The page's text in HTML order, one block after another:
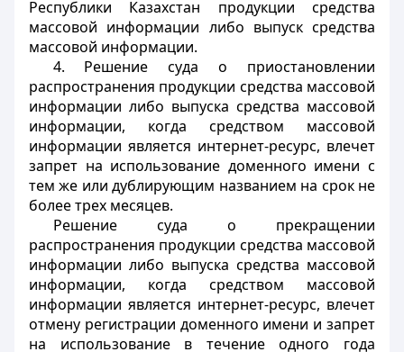
Республики Казахстан продукции средства
массовой информации либо выпуск средства
массовой информации.
4. Решение суда о приостановлении
распространения продукции средства массовой
информации либо выпуска средства массовой
информации, когда средством массовой
информации является интернет-ресурс, влечет
запрет на использование доменного имени с
тем же или дублирующим названием на срок не
более трех месяцев.
Решение суда о прекращении
распространения продукции средства массовой
информации либо выпуска средства массовой
информации, когда средством массовой
информации является интернет-ресурс, влечет
отмену регистрации доменного имени и запрет
на использование в течение одного года